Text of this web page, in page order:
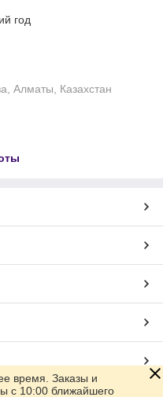
год
Алматы, Казахстан
время. Заказы и
с 10:00 ближайшего